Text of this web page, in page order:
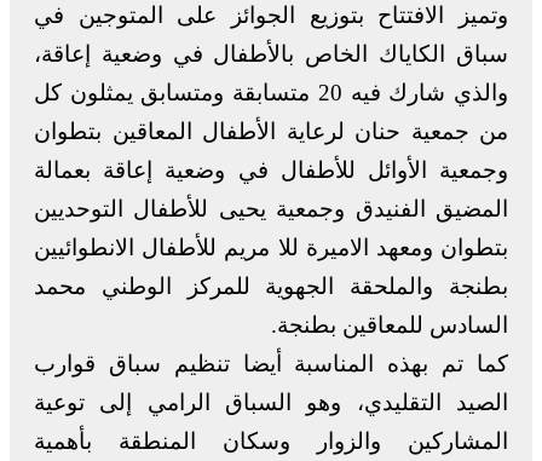
وتميز الافتتاح بتوزيع الجوائز على المتوجين في
سباق الكاياك الخاص بالأطفال في وضعية إعاقة،
والذي شارك فيه 20 متسابقة ومتسابق يمثلون كل
من جمعية حنان لرعاية الأطفال المعاقين بتطوان
وجمعية الأوائل للأطفال في وضعية إعاقة بعمالة
المضيق الفنيدق وجمعية يحيى للأطفال التوحديين
بتطوان ومعهد الاميرة للا مريم للأطفال الانطوائيين
بطنجة والملحقة الجهوية للمركز الوطني محمد
السادس للمعاقين بطنجة.
كما تم بهذه المناسبة أيضا تنظيم سباق قوارب
الصيد التقليدي، وهو السباق الرامي إلى توعية
المشاركين والزوار وسكان المنطقة بأهمية